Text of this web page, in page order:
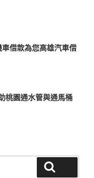
借款為您高雄汽車借
桃園通水管與通馬桶